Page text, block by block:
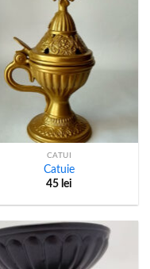
CATUI
Catuie
45 lei